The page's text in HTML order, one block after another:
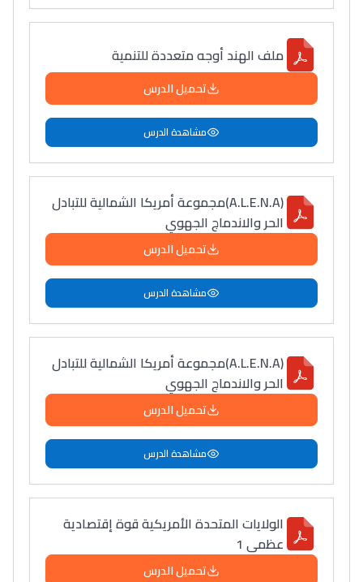
سامورا
بطلة المغرب فالقفز
الطولي، ملاك البردع
كتحكي على تجربتها
فالرّياضة و الدّراسة
ملف الهند أوجه متعددة للتنمية
تحميل الدرس
مشاهدة الدرس
(A.L.E.N.A)مجموعة أمريكا الشمالية للتبادل
الحر والاندماج الجهوي
تحميل الدرس
مشاهدة الدرس
(A.L.E.N.A)مجموعة أمريكا الشمالية للتبادل
الحر والاندماج الجهوي
تحميل الدرس
مشاهدة الدرس
الولايات المتحدة الأمريكية قوة إقتصادية
عظمى 1
تحميل الدرس